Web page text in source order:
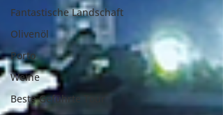
Fantastische Landschaft
Olivenöl
Porto
Weine
Beste Geführte Tour